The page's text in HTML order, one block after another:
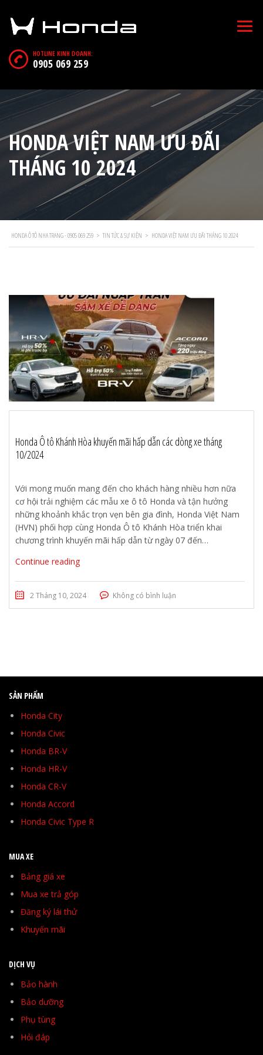
HOTLINE KINH DOANH:
0905 069 259
HONDA VIỆT NAM ƯU ĐÃI
THÁNG 10 2024
HONDA Ô TÔ NHA TRANG - 0905 069 259 > TIN TỨC & SỰ KIỆN > HONDA VIỆT NAM ƯU ĐÃI THÁNG 10 2024
Honda Ô tô Khánh Hòa khuyến mãi hấp dẫn các dòng xe tháng
10/2024
Với mong muốn mang đến cho khách hàng nhiều hơn nữa
cơ hội trải nghiệm các mẫu xe ô tô Honda và tận hưởng
những khoảnh khắc trọn vẹn bên gia đình, Honda Việt Nam
(HVN) phối hợp cùng Honda Ô tô Khánh Hòa triển khai
chương trình khuyến mãi hấp dẫn từ ngày 07 đến…
Continue reading
2 Tháng 10, 2024 Không có bình luận
SẢN PHẨM
Honda City
Honda Civic
Honda BR-V
Honda HR-V
Honda CR-V
Honda Accord
Honda Civic Type R
MUA XE
Bảng giá xe
Mua xe trả góp
Đăng ký lái thử
Khuyến mãi
DỊCH VỤ
Bảo hành
Bảo dưỡng
Phụ tùng
Hỏi đáp